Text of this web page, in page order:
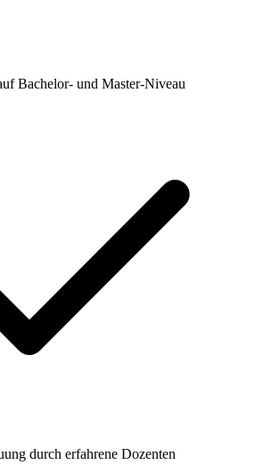
Bachelor- und Master-Niveau
durch erfahrene Dozenten